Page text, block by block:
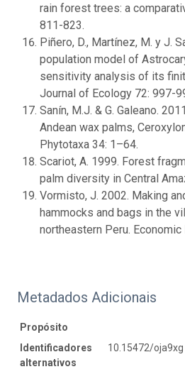
rain forest trees: a
811-823.
Piñero, D., Martínez, M. y J.
population model of
sensitivity analysis of its
Journal of Ecology 72: 997-
Sanín, M.J. & G. Galeano.
Andean wax palms,
Phytotaxa 34: 1–64.
Scariot, A. 1999. Forest
palm diversity in Central
Vormisto, J. 2002. Making
hammocks and bags in the
northeastern Peru. Economic
Metadados Adicionais
Propósito
Identificadores
alternativos
10.15472/oja9xg